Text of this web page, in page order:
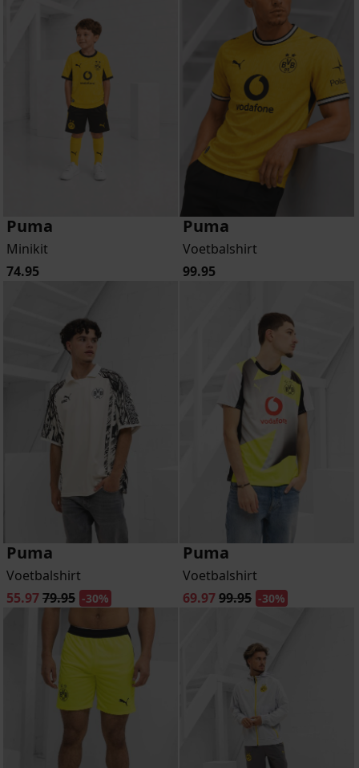
Puma
Minikit
74.95
Puma
Voetbalshirt
99.95
Puma
Voetbalshirt
55.9779.95 -30%
Puma
Voetbalshirt
69.9799.95 -30%